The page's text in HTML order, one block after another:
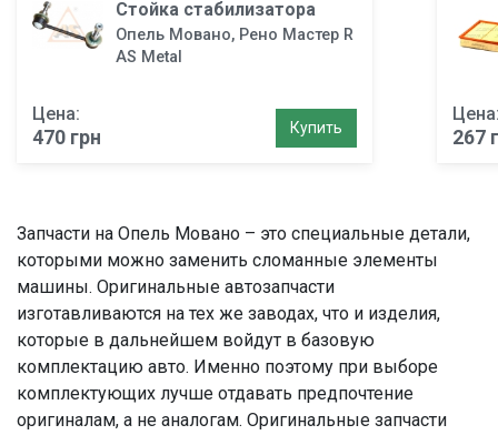
Стойка стабилизатора
Опель Мовано, Рено Мастер R
AS Metal
Цена:
470 грн Купить 267
Запчасти на Опель Мовано – это специальные детали,
которыми можно заменить сломанные элементы
машины. Оригинальные автозапчасти
изготавливаются на тех же заводах, что и изделия,
которые в дальнейшем войдут в базовую
комплектацию авто. Именно поэтому при выборе
комплектующих лучше отдавать предпочтение
оригиналам, а не аналогам. Оригинальные запчасти